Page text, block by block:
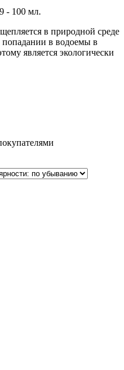
- 100 мл.
в природной среде
попадании в водоемы в
является экологически